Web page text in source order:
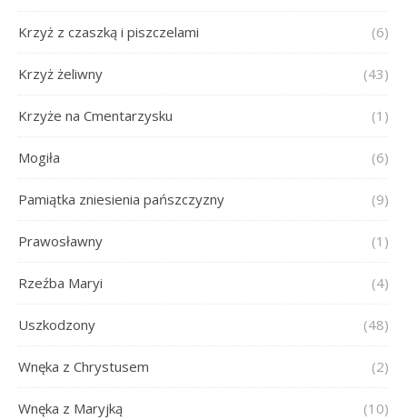
Krzyż z czaszką i piszczelami (6)
Krzyż żeliwny (43)
Krzyże na Cmentarzysku (1)
Mogiła (6)
Pamiątka zniesienia pańszczyzny (9)
Prawosławny (1)
Rzeźba Maryi (4)
Uszkodzony (48)
Wnęka z Chrystusem (2)
Wnęka z Maryjką (10)